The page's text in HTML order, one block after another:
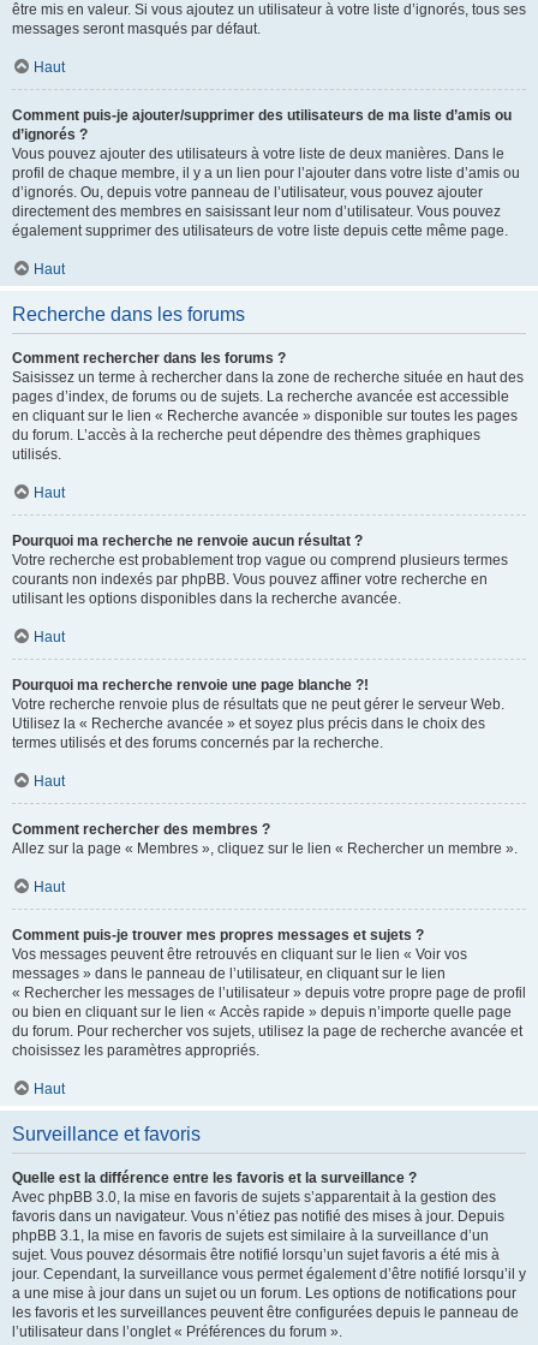
être mis en valeur. Si vous ajoutez un utilisateur à votre liste d’ignorés, tous ses
messages seront masqués par défaut.
Haut
Comment puis-je ajouter/supprimer des utilisateurs de ma liste d’amis ou
d’ignorés ?
Vous pouvez ajouter des utilisateurs à votre liste de deux manières. Dans le
profil de chaque membre, il y a un lien pour l’ajouter dans votre liste d’amis ou
d’ignorés. Ou, depuis votre panneau de l’utilisateur, vous pouvez ajouter
directement des membres en saisissant leur nom d’utilisateur. Vous pouvez
également supprimer des utilisateurs de votre liste depuis cette même page.
Haut
Recherche dans les forums
Comment rechercher dans les forums ?
Saisissez un terme à rechercher dans la zone de recherche située en haut des
pages d’index, de forums ou de sujets. La recherche avancée est accessible
en cliquant sur le lien « Recherche avancée » disponible sur toutes les pages
du forum. L’accès à la recherche peut dépendre des thèmes graphiques
utilisés.
Haut
Pourquoi ma recherche ne renvoie aucun résultat ?
Votre recherche est probablement trop vague ou comprend plusieurs termes
courants non indexés par phpBB. Vous pouvez affiner votre recherche en
utilisant les options disponibles dans la recherche avancée.
Haut
Pourquoi ma recherche renvoie une page blanche ?!
Votre recherche renvoie plus de résultats que ne peut gérer le serveur Web.
Utilisez la « Recherche avancée » et soyez plus précis dans le choix des
termes utilisés et des forums concernés par la recherche.
Haut
Comment rechercher des membres ?
Allez sur la page « Membres », cliquez sur le lien « Rechercher un membre ».
Haut
Comment puis-je trouver mes propres messages et sujets ?
Vos messages peuvent être retrouvés en cliquant sur le lien « Voir vos
messages » dans le panneau de l’utilisateur, en cliquant sur le lien
« Rechercher les messages de l’utilisateur » depuis votre propre page de profil
ou bien en cliquant sur le lien « Accès rapide » depuis n’importe quelle page
du forum. Pour rechercher vos sujets, utilisez la page de recherche avancée et
choisissez les paramètres appropriés.
Haut
Surveillance et favoris
Quelle est la différence entre les favoris et la surveillance ?
Avec phpBB 3.0, la mise en favoris de sujets s’apparentait à la gestion des
favoris dans un navigateur. Vous n’étiez pas notifié des mises à jour. Depuis
phpBB 3.1, la mise en favoris de sujets est similaire à la surveillance d’un
sujet. Vous pouvez désormais être notifié lorsqu’un sujet favoris a été mis à
jour. Cependant, la surveillance vous permet également d’être notifié lorsqu’il y
a une mise à jour dans un sujet ou un forum. Les options de notifications pour
les favoris et les surveillances peuvent être configurées depuis le panneau de
l’utilisateur dans l’onglet « Préférences du forum ».